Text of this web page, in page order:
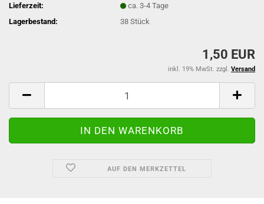
Lieferzeit:
ca. 3-4 Tage
Lagerbestand:
38Stück
1,50 EUR
inkl. 19% MwSt. zzgl. Versand
AUF DEN MERKZETTEL